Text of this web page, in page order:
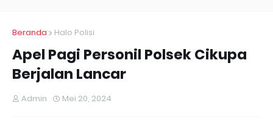
Beranda Halo Polisi
Apel Pagi Personil Polsek Cikupa
Berjalan Lancar
Admin Mei 20, 2024